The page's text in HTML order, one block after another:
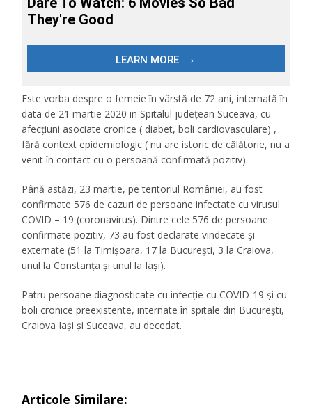
Este vorba despre o femeie în vârstă de 72 ani, internată în
data de 21 martie 2020 in Spitalul județean Suceava, cu
afecțiuni asociate cronice ( diabet, boli cardiovasculare) ,
fără context epidemiologic ( nu are istoric de călătorie, nu a
venit în contact cu o persoană confirmată pozitiv).
Până astăzi, 23 martie, pe teritoriul României, au fost
confirmate 576 de cazuri de persoane infectate cu virusul
COVID – 19 (coronavirus). Dintre cele 576 de persoane
confirmate pozitiv, 73 au fost declarate vindecate și
externate (51 la Timișoara, 17 la București, 3 la Craiova,
unul la Constanța și unul la Iași).
Patru persoane diagnosticate cu infecție cu COVID-19 și cu
boli cronice preexistente, internate în spitale din București,
Craiova Iași și Suceava, au decedat.
Articole Similare: